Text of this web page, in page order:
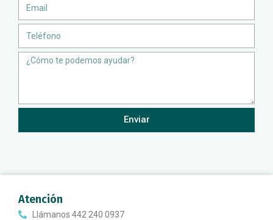
Message
Enviar
Atención
Llámanos 442 240 0937